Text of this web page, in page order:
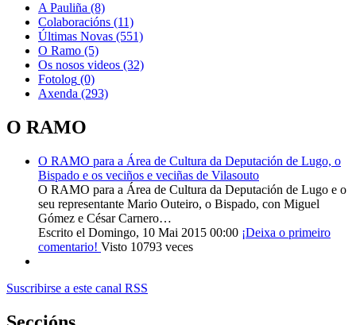
A Pauliña (8)
Colaboracións (11)
Últimas Novas (551)
O Ramo (5)
Os nosos videos (32)
Fotolog (0)
Axenda (293)
O RAMO
O RAMO para a Área de Cultura da Deputación de Lugo, o
Bispado e os veciños e veciñas de Vilasouto
O RAMO para a Área de Cultura da Deputación de Lugo e o
seu representante Mario Outeiro, o Bispado, con Miguel
Gómez e César Carnero…
Escrito el Domingo, 10 Mai 2015 00:00 ¡Deixa o primeiro
comentario! Visto 10793 veces
Suscribirse a este canal RSS